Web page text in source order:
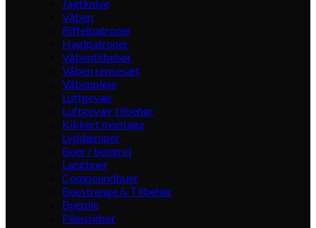
Jagtknive
Våben
Riffelpatroner
Haglpatroner
Våbentilbehør
Våben rensesæt
Våbenpleje
Luftgevær
Luftgevær tilbehør
Kikkert montage
Lyddæmper
Buer / buegrej
Langbuer
Compoundbuer
Buestrenge & Tilbehør
Buepile
Pilespidser